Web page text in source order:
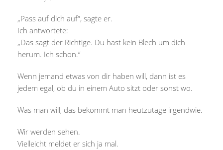
„Pass auf dich auf“, sagte er.
Ich antwortete:
„Das sagt der Richtige. Du hast kein Blech um dich
herum. Ich schon.“
Wenn jemand etwas von dir haben will, dann ist es
jedem egal, ob du in einem Auto sitzt oder sonst wo.
Was man will, das bekommt man heutzutage irgendwie.
Wir werden sehen.
Vielleicht meldet er sich ja mal.